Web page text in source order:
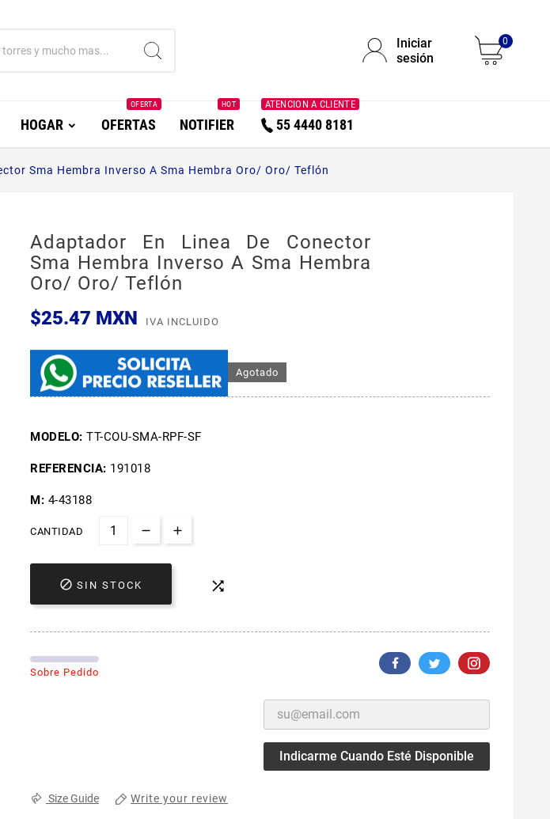
Iniciar
sesión
0
HOGAR OFERTAS
OFERTA
NOTIFIER
HOT
55 4440 8181
ATENCION A CLIENTE
Sma Hembra Inverso A Sma Hembra Oro/ Oro/ Teflón
Adaptador En Linea De Conector
Sma Hembra Inverso A Sma Hembra
Oro/ Oro/ Teflón
$25.47 MXN
IVA INCLUIDO
Agotado
MODELO: TT-COU-SMA-RPF-SF
REFERENCIA: 191018
M: 4-43188
CANTIDAD
 SIN STOCK 
Sobre Pedido
Indicarme Cuando Esté Disponible
Size Guide Write your review